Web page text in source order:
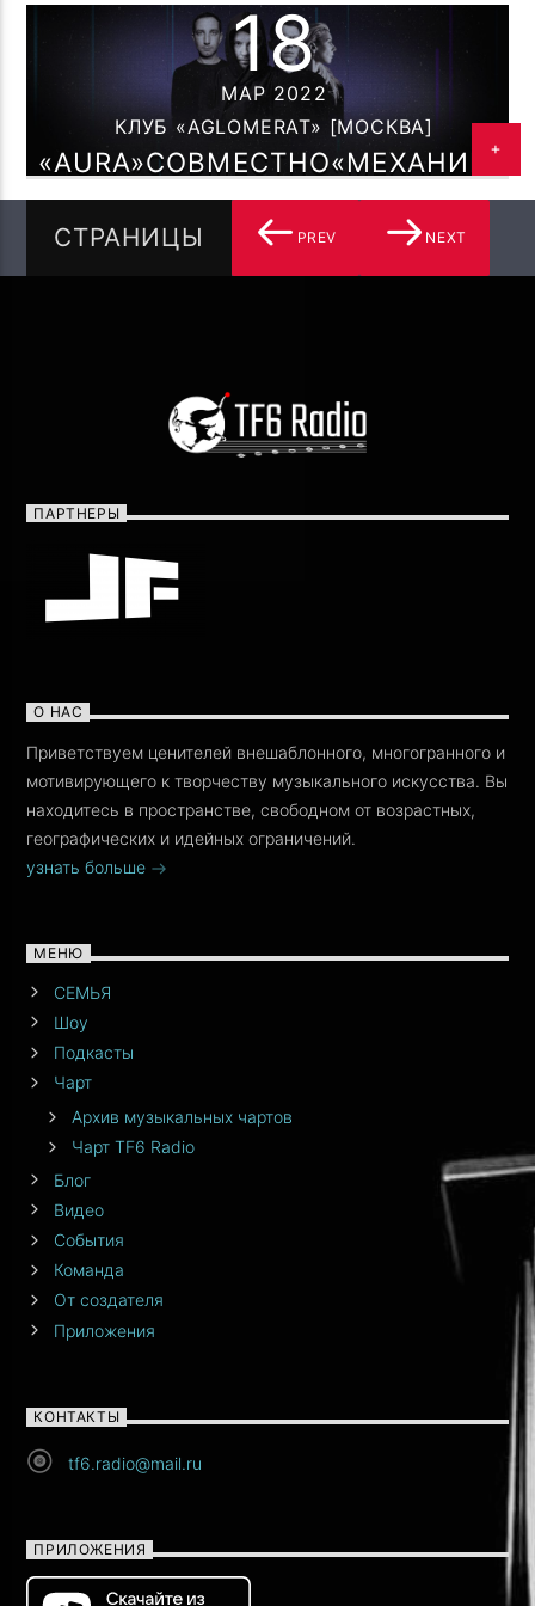
TF6 RADIO
18
МАР 2022
КЛУБ «AGLOMERAT» [МОСКВА]
«AURA»СОВМЕСТНО«МЕХАНИКА»
18 МАРТА КЛУБ «AGLOMERAT»
СТРАНИЦЫ PREV NEXT
ПАРТНЕРЫ
О НАС
Приветствуем ценителей внешаблонного, многогранного и
мотивирующего к творчеству музыкального искусства. Вы
находитесь в пространстве, свободном от возрастных,
географических и идейных ограничений.
узнать больше
МЕНЮ
СЕМЬЯ
Шоу
Подкасты
Чарт
Архив музыкальных чартов
Чарт TF6 Radio
Блог
Видео
События
Команда
От создателя
Приложения
КОНТАКТЫ
tf6.radio@mail.ru
ПРИЛОЖЕНИЯ